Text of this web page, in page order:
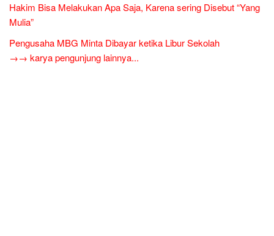
Hakim Bisa Melakukan Apa Saja, Karena sering Disebut “Yang
Mulia”
Pengusaha MBG Minta Dibayar ketika Libur Sekolah
→→ karya pengunjung lainnya...